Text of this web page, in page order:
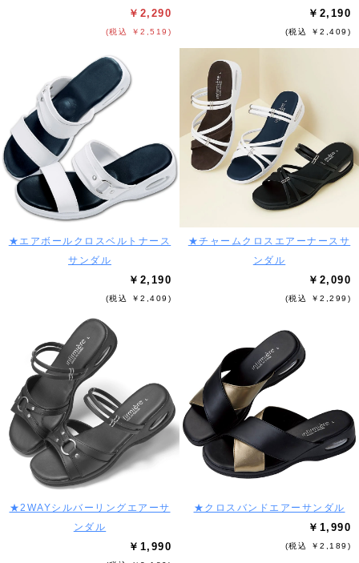
￥2,290
(税込 ￥2,519)
￥2,190
(税込 ￥2,409)
★エアボールクロスベルトナース
サンダル
￥2,190
(税込 ￥2,409)
★チャームクロスエアーナースサ
ンダル
￥2,090
(税込 ￥2,299)
★2WAYシルバーリングエアーサ
ンダル
￥1,990
★クロスバンドエアーサンダル
￥1,990
(税込 ￥2,189)